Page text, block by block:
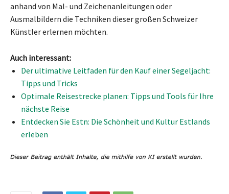
anhand von Mal- und Zeichenanleitungen oder
Ausmalbildern die Techniken dieser großen Schweizer
Künstler erlernen möchten.
Auch interessant:
Der ultimative Leitfaden für den Kauf einer Segeljacht:
Tipps und Tricks
Optimale Reisestrecke planen: Tipps und Tools für Ihre
nächste Reise
Entdecken Sie Estn: Die Schönheit und Kultur Estlands
erleben